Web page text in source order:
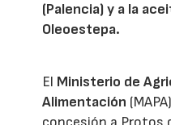
(Palencia) y a la
Oleoestepa.
El Ministerio de
Alimentación